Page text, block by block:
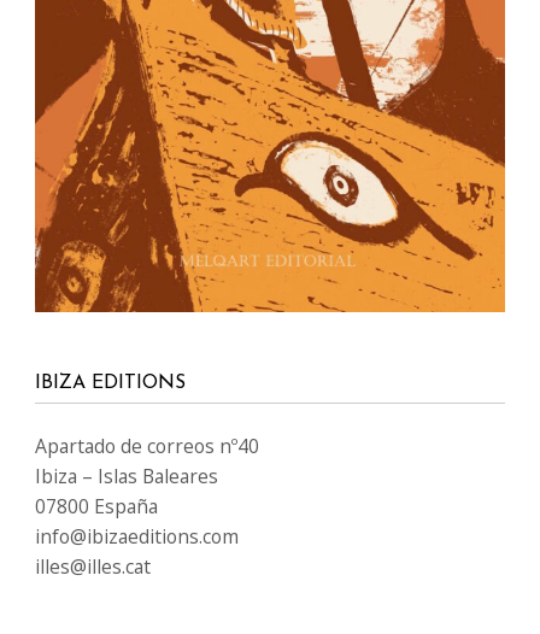
IBIZA EDITIONS
Apartado de correos nº40
Ibiza – Islas Baleares
07800 España
info@ibizaeditions.com
illes@illes.cat